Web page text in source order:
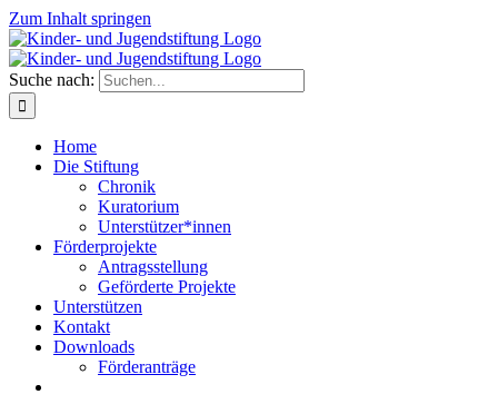
Zum Inhalt springen
Suche nach:
Home
Die Stiftung
Chronik
Kuratorium
Unterstützer*innen
Förderprojekte
Antragsstellung
Geförderte Projekte
Unterstützen
Kontakt
Downloads
Förderanträge